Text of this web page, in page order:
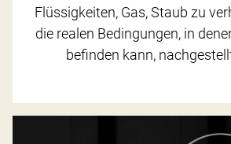
Flüssigkeiten, Gas, Staub zu
die realen Bedingungen, in
befinden kann,